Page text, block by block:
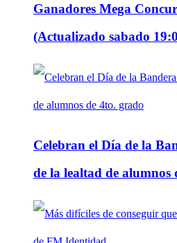
Ganadores Mega
(Actualizado sabado
Celebran el Día de la
de la lealtad de alumnos